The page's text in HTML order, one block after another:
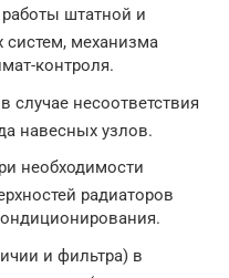
штатной и
механизма
контроля.
случае несоответствия
навесных узлов.
необходимости
радиаторов
и фильтра) в